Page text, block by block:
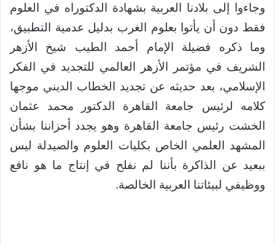
وجاءوا إلى بلادنا العربية بشهادة الدكتوراه في العلوم
فقط دون أن يأتوا بعلوم الغرب بدليل عدمية التطبيق،
وما ذكره فضيلة الإمام أحمد الطيب شيخ الأزهر
الشريف في مؤتمر الأزهر العالمي للتجديد في الفكر
الإسلامي، بعد حديثه عن تجديد الخطاب الديني موجها
كلامه لرئيس جامعة القاهرة الدكتور محمد عثمان
الخشت رئيس جامعة القاهرة وهو يجدد أحزاننا بشأن
المشهد العلمي الخاص بكليات العلوم والصيدلة ليس
ببعيد عن الذاكرة بأننا لم نفلح في إنتاج ما هو نافع
ووظيفي لبيئاتنا العربية الخالصة.